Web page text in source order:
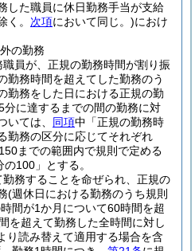
した職員に休日勤務手当が支給
く。 次項において同じ。)におけ
の勤務
員が、正規の勤務時間が割り振
勤務時間を超えてした勤務のう
勤務をした日における正規の勤
に達するまでの間の勤務に対
いては、 同項中「正規の勤務時
勤務の区分に応じてそれぞれ
までの範囲内で規則で定める
100」とする。
務することを命ぜられ、正規の
(週休日における勤務のうち規則
間が1か月について60時間を超
を超えて勤務した全時間に対し
り読み替えて適用する場合を含